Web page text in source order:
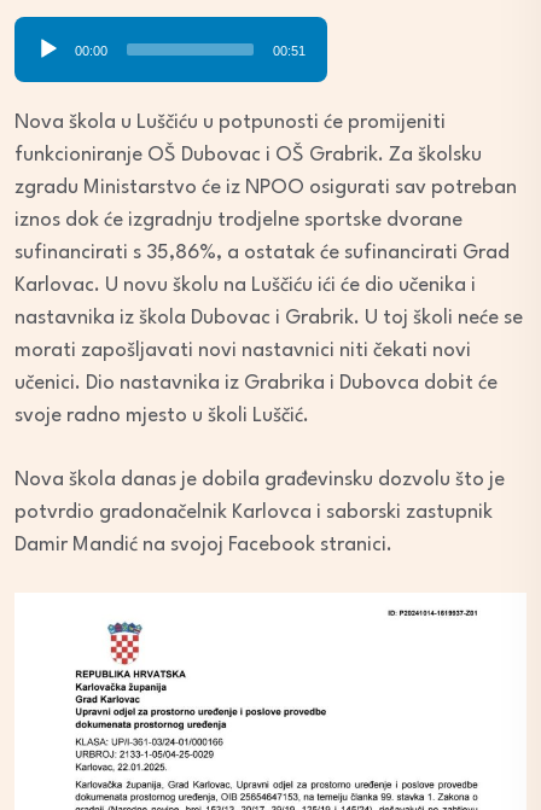
Audio
Player
00:00 00:51
Nova škola u Luščiću u potpunosti će promijeniti
funkcioniranje OŠ Dubovac i OŠ Grabrik. Za školsku
zgradu Ministarstvo će iz NPOO osigurati sav potreban
iznos dok će izgradnju trodjelne sportske dvorane
sufinancirati s 35,86%, a ostatak će sufinancirati Grad
Karlovac. U novu školu na Luščiću ići će dio učenika i
nastavnika iz škola Dubovac i Grabrik. U toj školi neće se
morati zapošljavati novi nastavnici niti čekati novi
učenici. Dio nastavnika iz Grabrika i Dubovca dobit će
svoje radno mjesto u školi Luščić.
Nova škola danas je dobila građevinsku dozvolu što je
potvrdio gradonačelnik Karlovca i saborski zastupnik
Damir Mandić na svojoj Facebook stranici.